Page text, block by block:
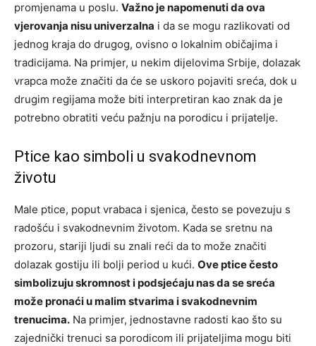
promjenama u poslu. Važno je napomenuti da ova
vjerovanja nisu univerzalna i da se mogu razlikovati od
jednog kraja do drugog, ovisno o lokalnim običajima i
tradicijama. Na primjer, u nekim dijelovima Srbije, dolazak
vrapca može značiti da će se uskoro pojaviti sreća, dok u
drugim regijama može biti interpretiran kao znak da je
potrebno obratiti veću pažnju na porodicu i prijatelje.
Ptice kao simboli u svakodnevnom
životu
Male ptice, poput vrabaca i sjenica, često se povezuju s
radošću i svakodnevnim životom. Kada se sretnu na
prozoru, stariji ljudi su znali reći da to može značiti
dolazak gostiju ili bolji period u kući. Ove ptice često
simbolizuju skromnost i podsjećaju nas da se sreća
može pronaći u malim stvarima i svakodnevnim
trenucima. Na primjer, jednostavne radosti kao što su
zajednički trenuci sa porodicom ili prijateljima mogu biti